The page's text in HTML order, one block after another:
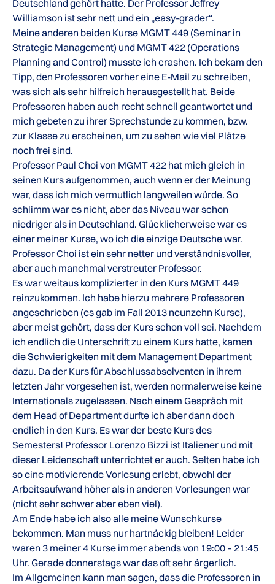
Deutschland gehört hatte. Der Professor Jeffrey
Williamson ist sehr nett und ein „easy-grader“.
Meine anderen beiden Kurse MGMT 449 (Seminar in
Strategic Management) und MGMT 422 (Operations
Planning and Control) musste ich crashen. Ich bekam den
Tipp, den Professoren vorher eine E-Mail zu schreiben,
was sich als sehr hilfreich herausgestellt hat. Beide
Professoren haben auch recht schnell geantwortet und
mich gebeten zu ihrer Sprechstunde zu kommen, bzw.
zur Klasse zu erscheinen, um zu sehen wie viel Plätze
noch frei sind.
Professor Paul Choi von MGMT 422 hat mich gleich in
seinen Kurs aufgenommen, auch wenn er der Meinung
war, dass ich mich vermutlich langweilen würde. So
schlimm war es nicht, aber das Niveau war schon
niedriger als in Deutschland. Glücklicherweise war es
einer meiner Kurse, wo ich die einzige Deutsche war.
Professor Choi ist ein sehr netter und verständnisvoller,
aber auch manchmal verstreuter Professor.
Es war weitaus komplizierter in den Kurs MGMT 449
reinzukommen. Ich habe hierzu mehrere Professoren
angeschrieben (es gab im Fall 2013 neunzehn Kurse),
aber meist gehört, dass der Kurs schon voll sei. Nachdem
ich endlich die Unterschrift zu einem Kurs hatte, kamen
die Schwierigkeiten mit dem Management Department
dazu. Da der Kurs für Abschlussabsolventen in ihrem
letzten Jahr vorgesehen ist, werden normalerweise keine
Internationals zugelassen. Nach einem Gespräch mit
dem Head of Department durfte ich aber dann doch
endlich in den Kurs. Es war der beste Kurs des
Semesters! Professor Lorenzo Bizzi ist Italiener und mit
dieser Leidenschaft unterrichtet er auch. Selten habe ich
so eine motivierende Vorlesung erlebt, obwohl der
Arbeitsaufwand höher als in anderen Vorlesungen war
(nicht sehr schwer aber eben viel).
Am Ende habe ich also alle meine Wunschkurse
bekommen. Man muss nur hartnäckig bleiben! Leider
waren 3 meiner 4 Kurse immer abends von 19:00 – 21:45
Uhr. Gerade donnerstags war das oft sehr ärgerlich.
Im Allgemeinen kann man sagen, dass die Professoren in